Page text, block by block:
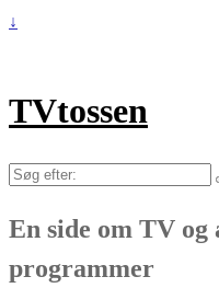
↓
TVtossen
Søg
En side om TV og
programmer